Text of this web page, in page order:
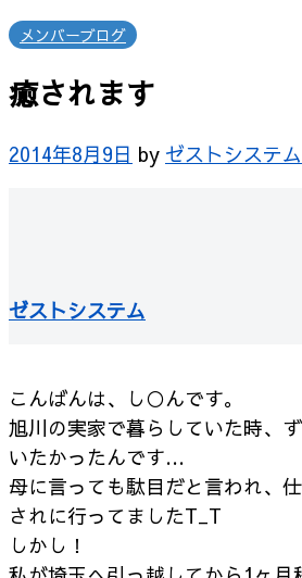
メンバーブログ
癒されます
2014年8月9日 by ゼストシステム
ゼストシステム
こんばんは、し○んです。
旭川の実家で暮らしていた時、
いたかったんです…
母に言っても駄目だと言われ、
されに行ってましたT_T
しかし！